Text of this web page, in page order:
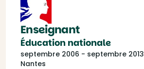
Enseignant
Éducation nationale
septembre 2006 - septembre 2013
Nantes